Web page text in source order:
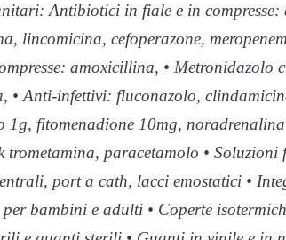
Antibiotici in fiale e in
lincomicina, cefoperazone,
amoxicillina, • Metronidazolo
• Anti-infettivi: fluconazolo,
1g, fitomenadione 10mg,
trometamina, paracetamolo •
port a cath, lacci emostatici •
bambini e adulti • Coperte